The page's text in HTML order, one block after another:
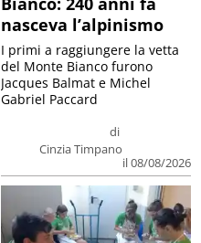
nasceva l’alpinismo
di
Cinzia Timpano
il 08/08/2026
I primi a raggiungere la vetta
del Monte Bianco furono
Jacques Balmat e Michel
Gabriel Paccard